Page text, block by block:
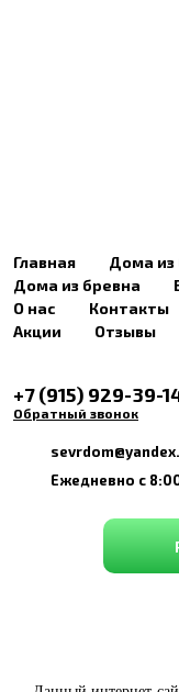
Главная Дома из
Дома из бревна
О нас
Контакты
Акции
Отзывы
+7 (915) 929-39-
Обратный звонок
Ежедневно c